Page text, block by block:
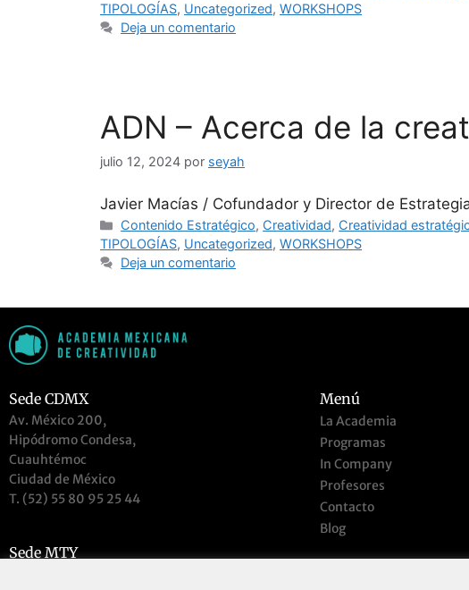
TIPOLOGÍAS, Uncategorized, WORKSHOPS
Deja un comentario
ADN – Acerca de la
julio 12, 2024 por seyah
Javier Macías / Cofundador y Director de
Contenido Estratégico, Creatividad, Creatividad
TIPOLOGÍAS, Uncategorized, WORKSHOPS
Deja un comentario
Sede CDMX
Av. México 200,
Hipódromo Condesa,
Cuauhtémoc
Ciudad de México
T. (52) 55 80 95 25 44
Sede MTY
Menú
La Academia
Programas
In Company
Profesores
Contacto
Blog
Accesos